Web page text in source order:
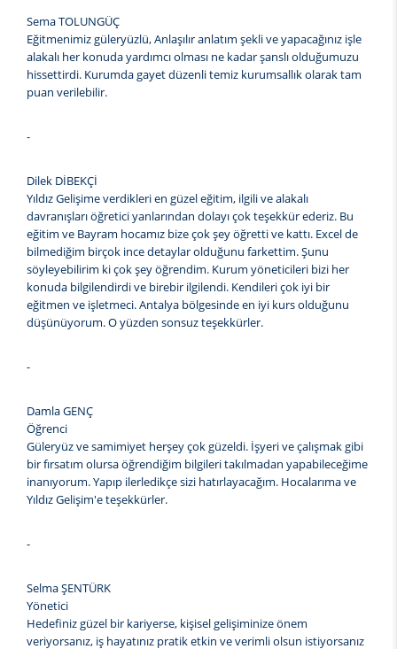
Sema TOLUNGÜÇ
Eğitmenimiz güleryüzlü, Anlaşılır anlatım şekli ve yapacağınız işle
alakalı her konuda yardımcı olması ne kadar şanslı olduğumuzu
hissettirdi. Kurumda gayet düzenli temiz kurumsallık olarak tam
puan verilebilir.
-
Dilek DİBEKÇİ
Yıldız Gelişime verdikleri en güzel eğitim, ilgili ve alakalı
davranışları öğretici yanlarından dolayı çok teşekkür ederiz. Bu
eğitim ve Bayram hocamız bize çok şey öğretti ve kattı. Excel de
bilmediğim birçok ince detaylar olduğunu farkettim. Şunu
söyleyebilirim ki çok şey öğrendim. Kurum yöneticileri bizi her
konuda bilgilendirdi ve birebir ilgilendi. Kendileri çok iyi bir
eğitmen ve işletmeci. Antalya bölgesinde en iyi kurs olduğunu
düşünüyorum. O yüzden sonsuz teşekkürler.
-
Damla GENÇ
Öğrenci
Güleryüz ve samimiyet herşey çok güzeldi. İşyeri ve çalışmak gibi
bir fırsatım olursa öğrendiğim bilgileri takılmadan yapabileceğime
inanıyorum. Yapıp ilerledikçe sizi hatırlayacağım. Hocalarıma ve
Yıldız Gelişim'e teşekkürler.
-
Selma ŞENTÜRK
Yönetici
Hedefiniz güzel bir kariyerse, kişisel gelişiminize önem
veriyorsanız, iş hayatınız pratik etkin ve verimli olsun istiyorsanız